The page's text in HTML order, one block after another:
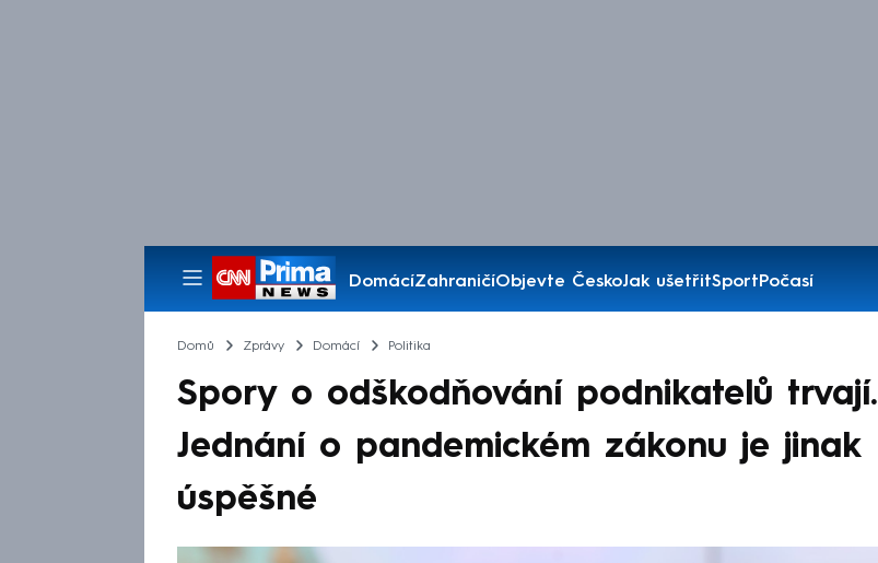
DomácíZahraničíObjevte ČeskoJak ušetřitSportPočasí
Pořady
Domů Zprávy Domácí Politika
Spory o odškodňování podnikatelů trvají.
Jednání o pandemickém zákonu je jinak
úspěšné